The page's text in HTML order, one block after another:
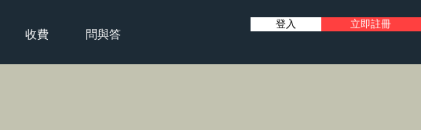
收費 問與答
立即註冊
登入